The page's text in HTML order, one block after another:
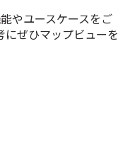
やユースケースをご
ぜひマップビューを